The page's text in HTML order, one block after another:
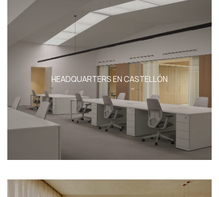
HEADQUARTERS EN CASTELLÓN